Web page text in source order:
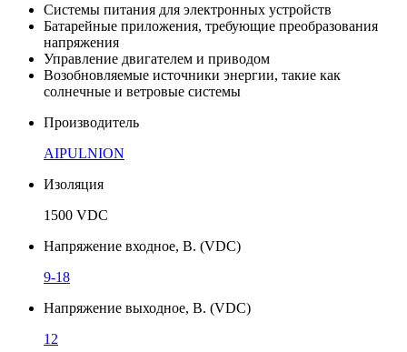
Системы питания для электронных устройств
Батарейные приложения, требующие преобразования
напряжения
Управление двигателем и приводом
Возобновляемые источники энергии, такие как
солнечные и ветровые системы
Производитель
AIPULNION
Изоляция
1500 VDC
Напряжение входное, В. (VDC)
9-18
Напряжение выходное, В. (VDC)
12